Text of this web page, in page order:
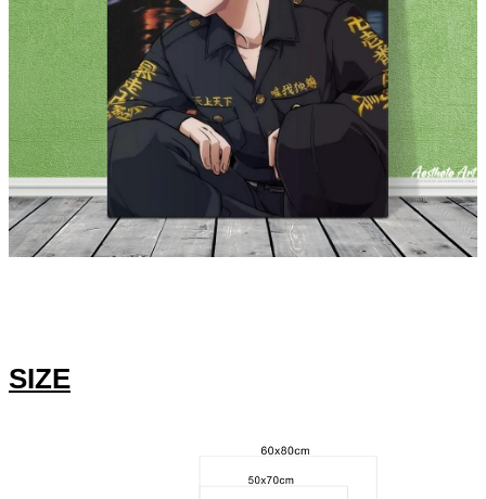
Modname=Zeichner
Modname:
SIZE